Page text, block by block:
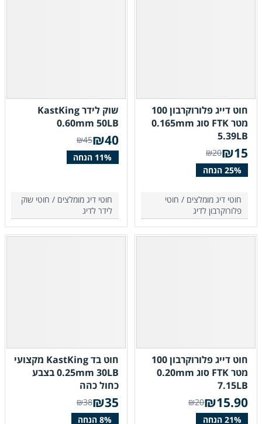
חוט דייג פלורוקרבון 100
מטר FTK סוג 0.165mm
5.39LB
חוטי דיג מומלצים / חוטי
פלורוקרבון לדיג
₪20 15
₪
שוק לידר KastKing
0.60mm 50LB
חוטי דיג מומלצים / חוטי שוק
לידר לדיג
₪45 40
₪
חוט דייג פלורוקרבון 100
מטר FTK סוג 0.20mm
7.15LB
₪20 15.90
₪
חוט בד KastKing מקצועי
0.25mm 30LB בצבע
כחול כהה
₪38 35
₪